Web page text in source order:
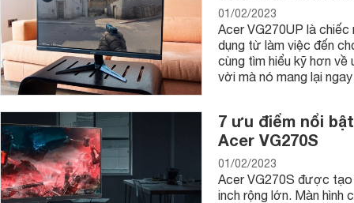
01/02/2023
Acer VG270UP là
dụng từ làm việc đến
cùng tìm hiểu kỹ hơn
vời mà nó mang lại
7 ưu điểm nổi
Acer VG270S
01/02/2023
Acer VG270S được tạo
inch rộng lớn. Màn hình